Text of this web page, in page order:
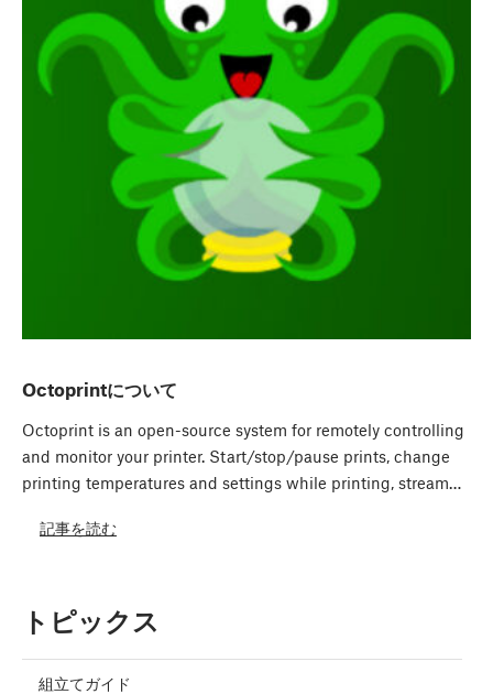
Octoprintについて
Octoprint is an open-source system for remotely controlling
and monitor your printer. Start/stop/pause prints, change
printing temperatures and settings while printing, stream…
記事を読む
トピックス
組立てガイド